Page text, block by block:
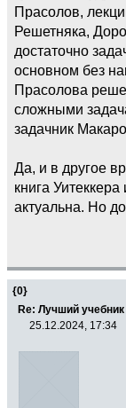
Прасолов,
Решетняка,
достаточно
основном без
Прасолова
сложными
задачник
Да, и в другое
книга
актуальна. Но
{0}
Re: Лучший
25.12.2024, 17:34